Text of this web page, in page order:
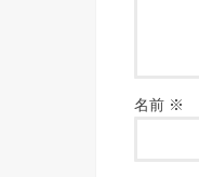
名前 ※